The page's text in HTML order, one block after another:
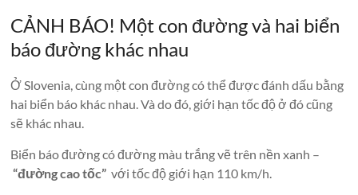
CẢNH BÁO! Một con đường và hai biển
báo đường khác nhau
Ở Slovenia, cùng một con đường có thể được đánh dấu bằng
hai biển báo khác nhau. Và do đó, giới hạn tốc độ ở đó cũng
sẽ khác nhau.
Biển báo đường có đường màu trắng vẽ trên nền xanh –
“đường cao tốc” với tốc độ giới hạn 110 km/h.